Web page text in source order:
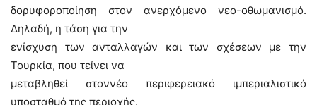
δορυφοροποίηση στον ανερχόμενο νεο-οθωμανισμό.
Δηλαδή, η τάση για την
ενίσχυση των ανταλλαγών και των σχέσεων με την
Τουρκία, που τείνει να
μεταβληθεί στοννέο περιφερειακό ιμπεριαλιστικό
υποσταθμό της περιοχής.